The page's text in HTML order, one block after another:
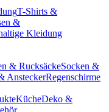
T-Shirts &
&
Kleidung
& RucksäckeSocken &
AnsteckerRegenschirme
KücheDeko &